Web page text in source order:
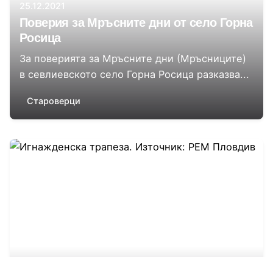
25.12.2021
Поверия за Мръсните дни от село Горна
Росица
За поверията за Мръсните дни (Мръсниците)
в севлиевското село Горна Росица разказва...
Староверци
Автор